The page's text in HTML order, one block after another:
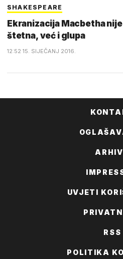
SHAKESPEARE
Ekranizacija Macbetha
štetna, već i glupa
12:52 15. SIJEČANJ 2016.
UVJETI
RSS
POLITIKA